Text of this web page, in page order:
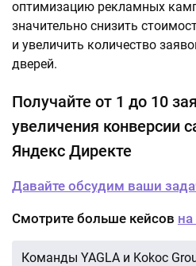
оптимизацию рекламных
значительно снизить
и увеличить количество
дверей.
Получайте от 1 до 10
увеличения конверсии
Яндекс Директе
Давайте обсудим ваши
Смотрите больше кейсов на
Команды YAGLA и Kokoc